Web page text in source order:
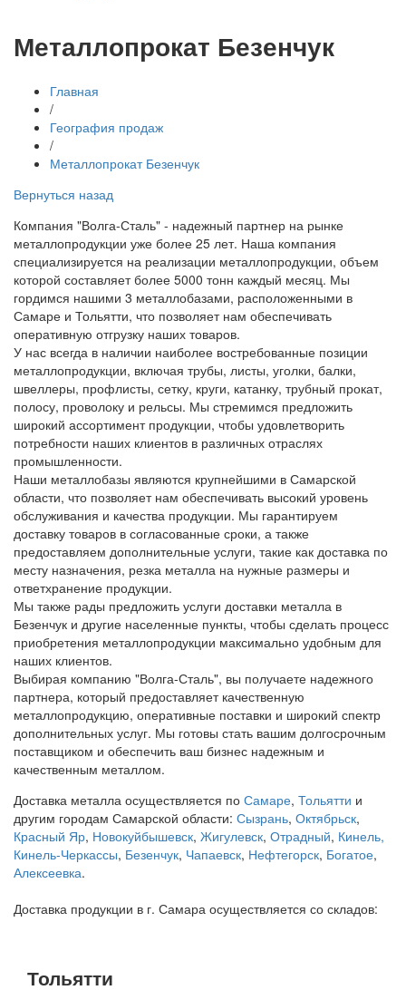
Металлопрокат Безенчук
Главная
/
География продаж
/
Металлопрокат Безенчук
Вернуться назад
Компания "Волга-Сталь" - надежный партнер на рынке
металлопродукции уже более 25 лет. Наша компания
специализируется на реализации металлопродукции, объем
которой составляет более 5000 тонн каждый месяц. Мы
гордимся нашими 3 металлобазами, расположенными в
Самаре и Тольятти, что позволяет нам обеспечивать
оперативную отгрузку наших товаров.
У нас всегда в наличии наиболее востребованные позиции
металлопродукции, включая трубы, листы, уголки, балки,
швеллеры, профлисты, сетку, круги, катанку, трубный прокат,
полосу, проволоку и рельсы. Мы стремимся предложить
широкий ассортимент продукции, чтобы удовлетворить
потребности наших клиентов в различных отраслях
промышленности.
Наши металлобазы являются крупнейшими в Самарской
области, что позволяет нам обеспечивать высокий уровень
обслуживания и качества продукции. Мы гарантируем
доставку товаров в согласованные сроки, а также
предоставляем дополнительные услуги, такие как доставка по
месту назначения, резка металла на нужные размеры и
ответхранение продукции.
Мы также рады предложить услуги доставки металла в
Безенчук и другие населенные пункты, чтобы сделать процесс
приобретения металлопродукции максимально удобным для
наших клиентов.
Выбирая компанию "Волга-Сталь", вы получаете надежного
партнера, который предоставляет качественную
металлопродукцию, оперативные поставки и широкий спектр
дополнительных услуг. Мы готовы стать вашим долгосрочным
поставщиком и обеспечить ваш бизнес надежным и
качественным металлом.
Доставка металла осуществляется по Самаре, Тольятти и
другим городам Самарской области: Сызрань, Октябрьск,
Красный Яр, Новокуйбышевск, Жигулевск, Отрадный, Кинель,
Кинель-Черкассы, Безенчук, Чапаевск, Нефтегорск, Богатое,
Алексеевка.
Доставка продукции в г. Самара осуществляется со складов:
Тольятти